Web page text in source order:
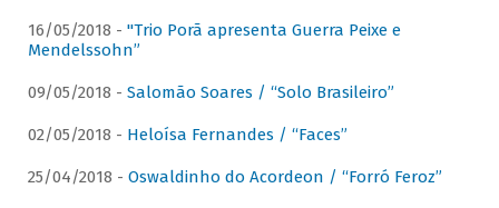
16/05/2018 - "Trio Porã apresenta Guerra Peixe e
Mendelssohn”
09/05/2018 - Salomão Soares / “Solo Brasileiro”
02/05/2018 - Heloísa Fernandes / “Faces”
25/04/2018 - Oswaldinho do Acordeon / “Forró Feroz”